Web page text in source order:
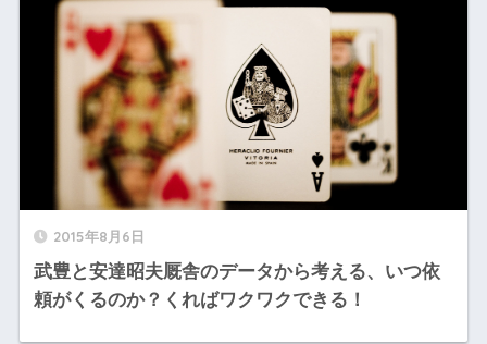
2015年8月6日
武豊と安達昭夫厩舎のデータから考える、いつ依
頼がくるのか？くればワクワクできる！